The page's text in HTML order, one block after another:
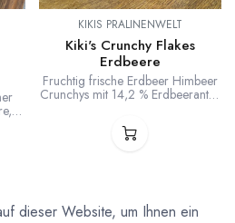
KIKIS PRALINENWELT
Kiki's Crunchy Flakes
Erdbeere
Fruchtig frische Erdbeer Himbeer
Crunchys mit 14,2 % Erdbeeranteil
in der Schokolade. Für unsere
die Inspiration Erdbeer von
dieser Website, um Ihnen ein